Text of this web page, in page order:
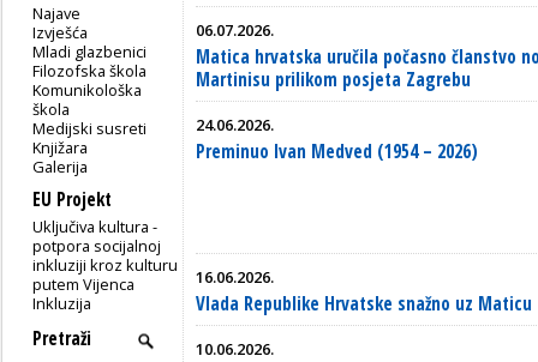
Najave
Izvješća
Mladi glazbenici
Filozofska škola
Komunikološka
škola
Medijski susreti
Knjižara
Galerija
EU Projekt
Uključiva kultura -
potpora socijalnoj
inkluziji kroz kulturu
putem Vijenca
Inkluzija
06.07.2026.
Matica hrvatska uručila počasno članstvo
Martinisu prilikom posjeta Zagrebu
24.06.2026.
Preminuo Ivan Medved (1954 – 2026)
16.06.2026.
Vlada Republike Hrvatske snažno uz
10.06.2026.